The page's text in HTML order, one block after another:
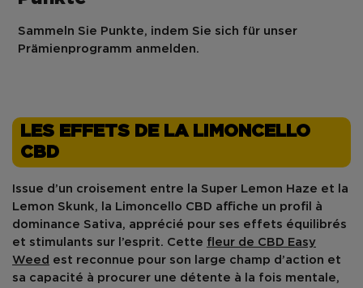
Sammeln Sie Punkte, indem Sie sich für unser
Prämienprogramm anmelden.
LES EFFETS DE LA LIMONCELLO
CBD
Issue d’un croisement entre la Super Lemon Haze et la
Lemon Skunk, la Limoncello CBD affiche un profil à
dominance Sativa, apprécié pour ses effets équilibrés
et stimulants sur l’esprit. Cette fleur de CBD Easy
Weed
est reconnue pour son large champ d’action et
sa capacité à procurer une détente à la fois mentale,